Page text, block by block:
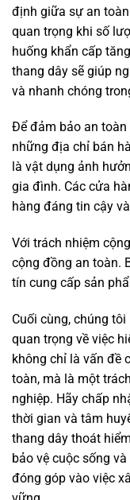
định giữa sự an
quan trọng khi số
huống khẩn cấp
thang dây sẽ giúp
và nhanh chóng
Để đảm bảo an
những địa chỉ bán
là vật dụng ảnh
gia đình. Các cửa
hàng đáng tin cậy
Với trách nhiệm
cộng đồng an toàn.
tín cung cấp sản
Cuối cùng, chúng
quan trọng về việc
không chỉ là vấn đề
toàn, mà là một
nghiệp. Hãy chấp
thời gian và tâm
thang dây thoát
bảo vệ cuộc sống
đóng góp vào việc